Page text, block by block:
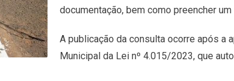
documentação, bem como preencher
A publicação da consulta ocorre após a
Municipal da Lei nº 4.015/2023, que